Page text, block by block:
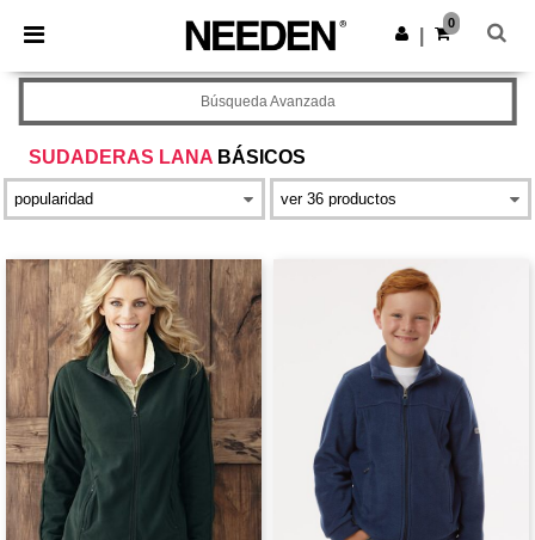
× App de Needen
¡Mejores precios en app!
Descargar app
0
SUDADERAS LANA BÁSICOS
Búsqueda Avanzada